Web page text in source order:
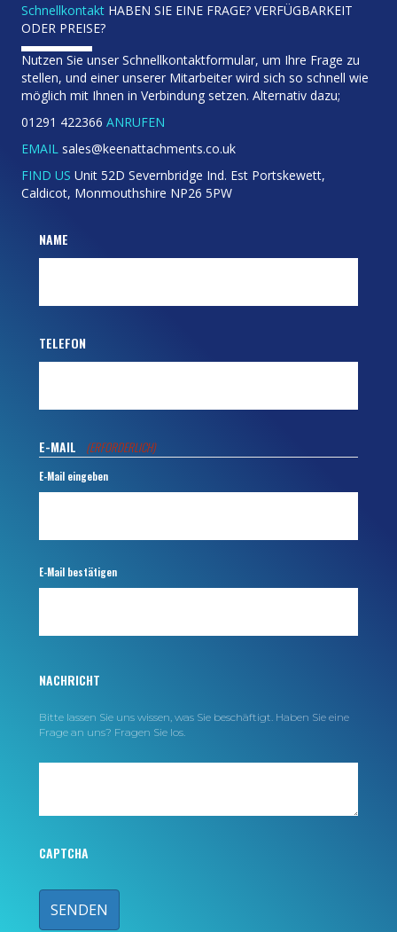
Schnellkontakt HABEN SIE EINE FRAGE? VERFÜGBARKEIT
ODER PREISE?
Nutzen Sie unser Schnellkontaktformular, um Ihre Frage zu
stellen, und einer unserer Mitarbeiter wird sich so schnell wie
möglich mit Ihnen in Verbindung setzen. Alternativ dazu;
01291 422366 ANRUFEN
EMAIL sales@keenattachments.co.uk
FIND US Unit 52D Severnbridge Ind. Est Portskewett,
Caldicot, Monmouthshire NP26 5PW
NAME
TELEFON
E-MAIL (ERFORDERLICH)
E-Mail eingeben
E-Mail bestätigen
NACHRICHT
Bitte lassen Sie uns wissen, was Sie beschäftigt. Haben Sie eine
Frage an uns? Fragen Sie los.
CAPTCHA